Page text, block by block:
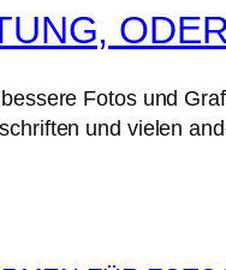
Fotos und
und vielen